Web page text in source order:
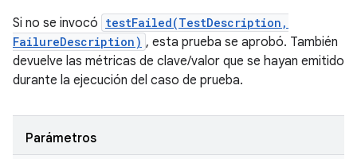
Si no se invocó testFailed(TestDescription,
FailureDescription) , esta prueba se aprobó. También
devuelve las métricas de clave/valor que se hayan emitido
durante la ejecución del caso de prueba.
Parámetros